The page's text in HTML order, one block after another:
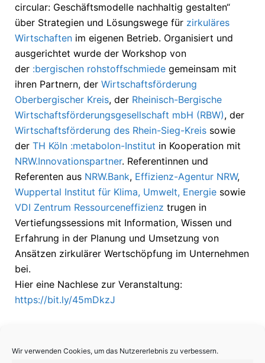
Wir verwenden Cookies, um das Nutzererlebnis zu verbessern.
circular: Geschäftsmodelle nachhaltig gestalten“
über Strategien und Lösungswege für zirkuläres
Wirtschaften im eigenen Betrieb. Organisiert und
ausgerichtet wurde der Workshop von
der :bergischen rohstoffschmiede gemeinsam mit
ihren Partnern, der Wirtschaftsförderung
Oberbergischer Kreis, der Rheinisch-Bergische
Wirtschaftsförderungsgesellschaft mbH (RBW), der
Wirtschaftsförderung des Rhein-Sieg-Kreis sowie
der TH Köln :metabolon-Institut in Kooperation mit
NRW.Innovationspartner. Referentinnen und
Referenten aus NRW.Bank, Effizienz-Agentur NRW,
Wuppertal Institut für Klima, Umwelt, Energie sowie
VDI Zentrum Ressourceneffizienz trugen in
Vertiefungssessions mit Information, Wissen und
Erfahrung in der Planung und Umsetzung von
Ansätzen zirkulärer Wertschöpfung im Unternehmen
bei.
Hier eine Nachlese zur Veranstaltung:
https://bit.ly/45mDkzJ